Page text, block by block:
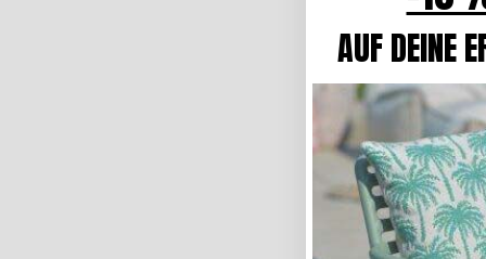
AUF DEINE